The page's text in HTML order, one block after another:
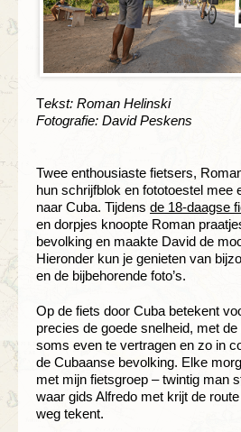
Tekst: Roman Helinski
Fotografie: David Peskens
Twee enthousiaste fietsers,
hun schrijfblok en fototoestel mee
naar Cuba. Tijdens de 18-daagse
en dorpjes knoopte Roman
bevolking en maakte David de
Hieronder kun je genieten van
en de bijbehorende foto’s.
Op de fiets door Cuba betekent
precies de goede snelheid, met
soms even te vertragen en zo in
de Cubaanse bevolking. Elke
met mijn fietsgroep – twintig man
waar gids Alfredo met krijt de
weg tekent.